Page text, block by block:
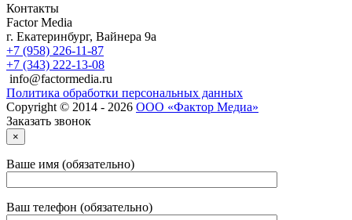
Контакты
Factor Media
г. Екатеринбург, Вайнера 9а
+7 (958) 226-11-87
+7 (343) 222-13-08
info@factormedia.ru
Политика обработки персональных данных
Copyright © 2014 - 2026 ООО «Фактор Медиа»
Заказать звонок
×
Ваше имя (обязательно)
Ваш телефон (обязательно)